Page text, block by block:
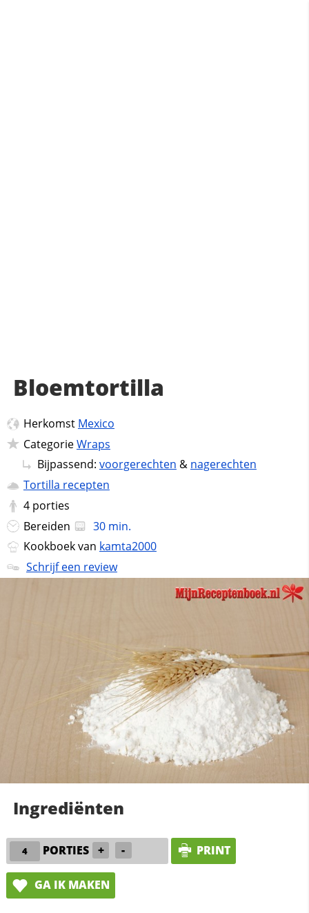
Bloemtortilla
Herkomst Mexico
CategorieWraps
Bijpassend: voorgerechten & nagerechten
Tortilla recepten
4 porties
Bereiden
30 min.
Kookboek van kamta2000
Schrijf een review
Ingrediënten
PORTIES + - PRINT
GA IK MAKEN